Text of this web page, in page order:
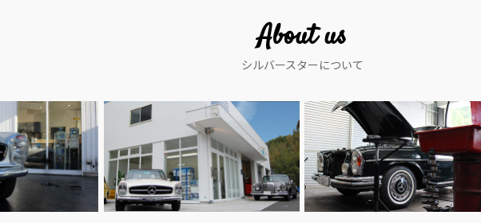
About us
シルバースターについて